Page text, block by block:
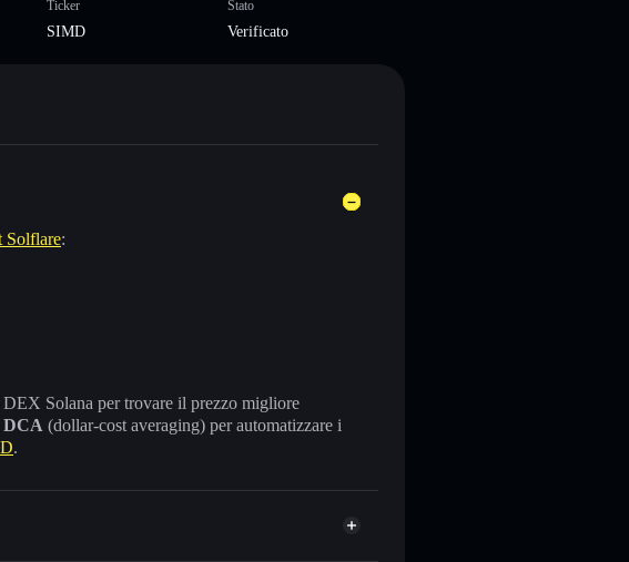
Ticker
SIMD
Stato
Verificato
Solflare:
Solana per trovare il prezzo migliore
DCA (dollar-cost averaging) per automatizzare i
.